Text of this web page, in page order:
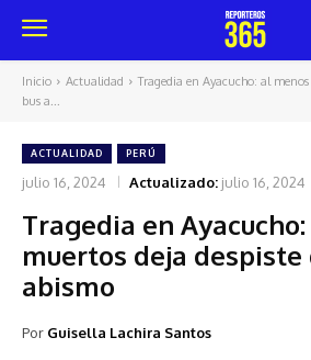
Inicio Actualidad
Tragedia en Ayacucho: al
bus a...
ACTUALIDAD PERÚ
julio 16, 2024 Actualizado: julio 16, 2024
Tragedia en
muertos deja despiste
abismo
Por Guisella Lachira Santos